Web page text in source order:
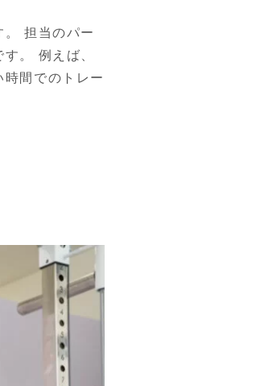
担当のパー
。 例えば、
間でのトレー